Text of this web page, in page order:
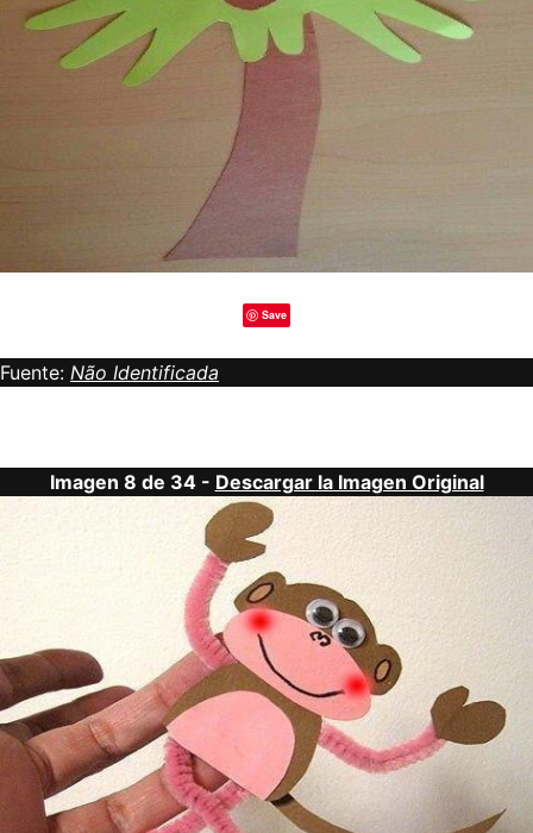
Save
Fuente: Não Identificada
Imagen 8 de 34 - Descargar la Imagen Original